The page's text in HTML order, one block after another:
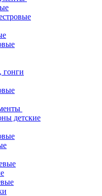
гонги
детские